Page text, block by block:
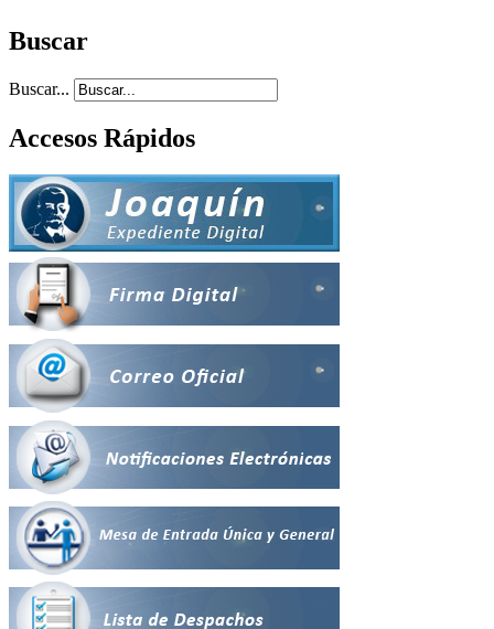
Buscar
Buscar...
Accesos Rápidos